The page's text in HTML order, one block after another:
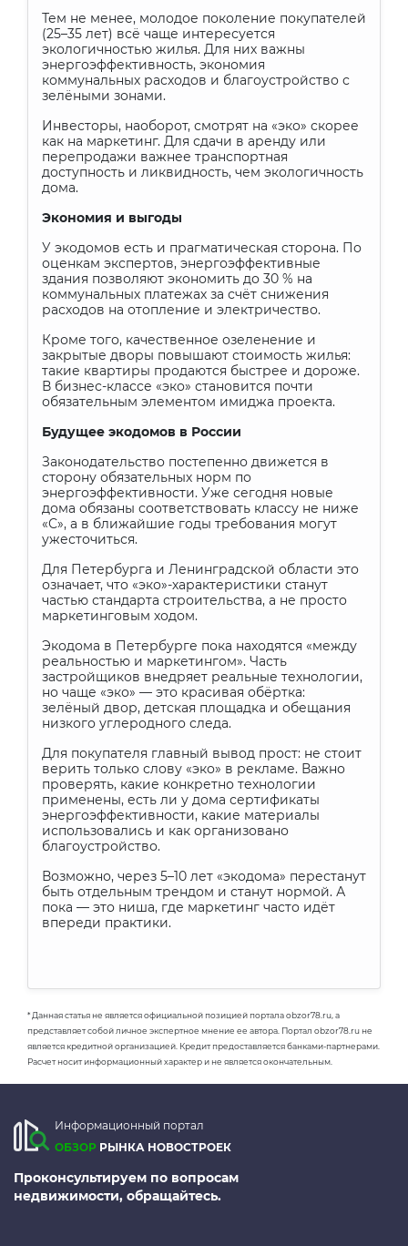
Тем не менее, молодое поколение покупателей
(25–35 лет) всё чаще интересуется
экологичностью жилья. Для них важны
энергоэффективность, экономия
коммунальных расходов и благоустройство с
зелёными зонами.
Инвесторы, наоборот, смотрят на «эко» скорее
как на маркетинг. Для сдачи в аренду или
перепродажи важнее транспортная
доступность и ликвидность, чем экологичность
дома.
Экономия и выгоды
У экодомов есть и прагматическая сторона. По
оценкам экспертов, энергоэффективные
здания позволяют экономить до 30 % на
коммунальных платежах за счёт снижения
расходов на отопление и электричество.
Кроме того, качественное озеленение и
закрытые дворы повышают стоимость жилья:
такие квартиры продаются быстрее и дороже.
В бизнес-классе «эко» становится почти
обязательным элементом имиджа проекта.
Будущее экодомов в России
Законодательство постепенно движется в
сторону обязательных норм по
энергоэффективности. Уже сегодня новые
дома обязаны соответствовать классу не ниже
«С», а в ближайшие годы требования могут
ужесточиться.
Для Петербурга и Ленинградской области это
означает, что «эко»-характеристики станут
частью стандарта строительства, а не просто
маркетинговым ходом.
Экодома в Петербурге пока находятся «между
реальностью и маркетингом». Часть
застройщиков внедряет реальные технологии,
но чаще «эко» — это красивая обёртка:
зелёный двор, детская площадка и обещания
низкого углеродного следа.
Для покупателя главный вывод прост: не стоит
верить только слову «эко» в рекламе. Важно
проверять, какие конкретно технологии
применены, есть ли у дома сертификаты
энергоэффективности, какие материалы
использовались и как организовано
благоустройство.
Возможно, через 5–10 лет «экодома» перестанут
быть отдельным трендом и станут нормой. А
пока — это ниша, где маркетинг часто идёт
впереди практики.
* Данная статья не является официальной позицией портала obzor78.ru, а
представляет собой личное экспертное мнение ее автора. Портал obzor78.ru не
является кредитной организацией. Кредит предоставляется банками-партнерами.
Расчет носит информационный характер и не является окончательным.
Информационный портал
ОБЗОР РЫНКА НОВОСТРОЕК
Проконсультируем по вопросам
недвижимости, обращайтесь.